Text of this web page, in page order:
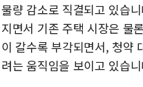
물량 감소로 직결되고 있습
지면서 기존 주택 시장은 물
이 갈수록 부각되면서, 청약
려는 움직임을 보이고 있습